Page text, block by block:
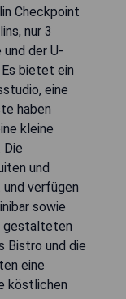
Checkpoint
nur 3
und der U-
bietet ein
eine
haben
kleine
Die
und
verfügen
sowie
gestalteten
Bistro und die
eine
köstlichen